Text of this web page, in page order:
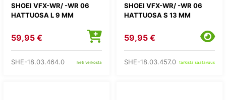
SHOEI VFX-WR/ -WR 06
HATTUOSA L 9 MM
59,95 €
SHE-18.03.464.0 heti verkosta
SHOEI VFX-WR/ -WR 06
HATTUOSA S 13 MM
59,95 €
SHE-18.03.457.0 tarkista saatavuus